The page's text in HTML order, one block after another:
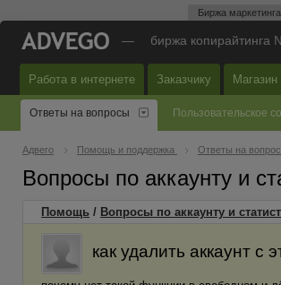
Биржа маркетинга
— биржа копирайтинга
Работа в интернете Заказчику Магазин
Ответы на вопросы Пользовательское
Адвего Помощь и поддержка Ответы на
Вопросы по аккаунту и
Помощь / Вопросы по аккаунту и
как удалить аккаунт с